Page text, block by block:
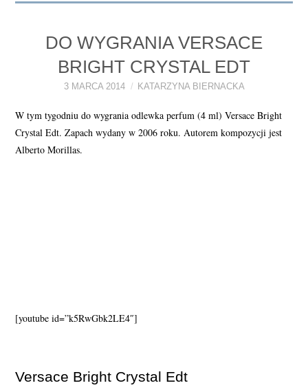
PORADY
O ODLEWKACH
PERFUMY FAQ
DO WYGRANIA VERSACE
BRIGHT CRYSTAL EDT
3 MARCA 2014 KATARZYNA BIERNACKA
W tym tygodniu do wygrania odlewka perfum (4 ml) Versace Bright
Crystal Edt. Zapach wydany w 2006 roku. Autorem kompozycji jest
Alberto Morillas.
[youtube id=”k5RwGbk2LE4″]
Versace Bright Crystal Edt